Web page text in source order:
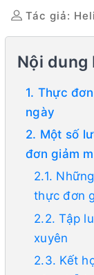
Tác giả:
Nội dung
1. Thực
ngày
2. Một số
đơn giảm
2.1.
thực đơn
2.2. Tập
xuyên
2.3. Kết